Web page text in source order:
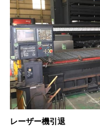
レーザー機引退